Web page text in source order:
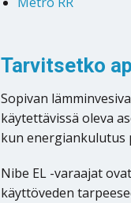
Tarvitsetko
Sopivan
käytettävissä oleva
kun energiankulutus
Nibe EL -varaajat
käyttöveden